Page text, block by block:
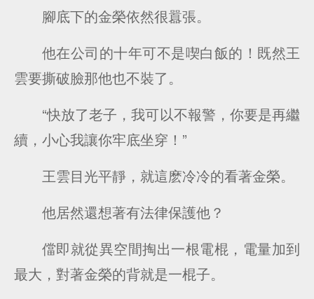
腳底下的金榮依然很囂張。
他在公司的十年可不是喫白飯的！既然王
雲要撕破臉那他也不裝了。
“快放了老子，我可以不報警，你要是再繼
續，小心我讓你牢底坐穿！”
王雲目光平靜，就這麽冷冷的看著金榮。
他居然還想著有法律保護他？
儅即就從異空間掏出一根電棍，電量加到
最大，對著金榮的背就是一棍子。